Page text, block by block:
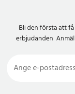
Bli den första att
erbjudanden